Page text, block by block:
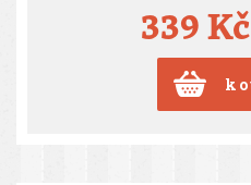
339 Kč